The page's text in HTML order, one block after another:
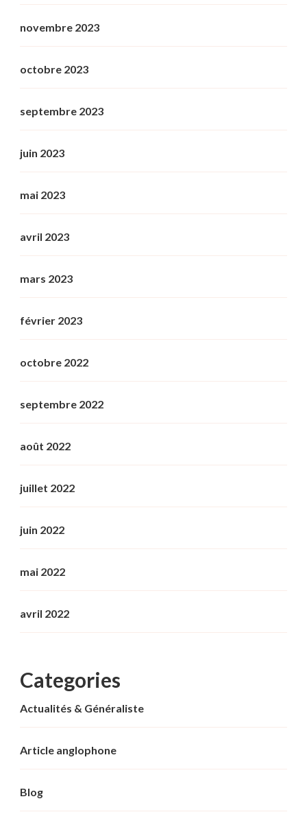
novembre 2023
octobre 2023
septembre 2023
juin 2023
mai 2023
avril 2023
mars 2023
février 2023
octobre 2022
septembre 2022
août 2022
juillet 2022
juin 2022
mai 2022
avril 2022
Categories
Actualités & Généraliste
Article anglophone
Blog